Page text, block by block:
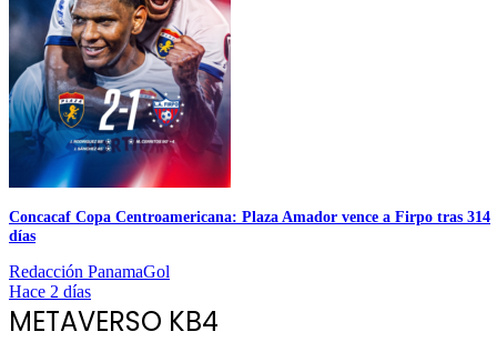
Concacaf Copa Centroamericana: Plaza Amador vence a Firpo tras 314
días
Redacción PanamaGol
Hace 2 días
METAVERSO KB4